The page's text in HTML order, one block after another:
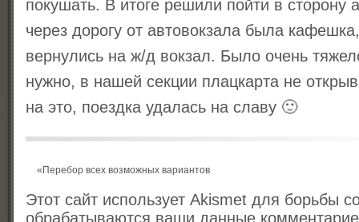
покушать. В итоге решили пойти в сторону
через дорогу от автовокзала была
вернулись на ж/д вокзал. Было очень
нужно, в нашей секции плацкарта не
на это, поездка удалась на славу 🙂
« Перебор всех возможных вариантов
Этот сайт использует Akismet для борьбы
обрабатываются ваши данные